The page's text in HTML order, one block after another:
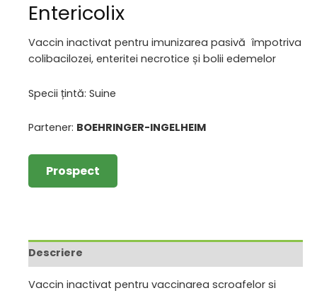
Entericolix
Vaccin inactivat pentru imunizarea pasivă împotriva
colibacilozei, enteritei necrotice și bolii edemelor
Specii țintă: Suine
Partener: BOEHRINGER-INGELHEIM
Prospect
Descriere
Vaccin inactivat pentru vaccinarea scroafelor si